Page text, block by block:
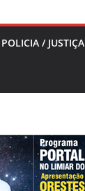
POLICIA / JUSTIÇA